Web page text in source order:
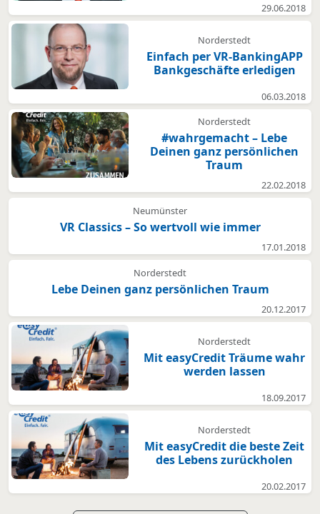
29.06.2018
Norderstedt
Einfach per VR-BankingAPP
Bankgeschäfte erledigen
06.03.2018
Norderstedt
#wahrgemacht – Lebe
Deinen ganz persönlichen
Traum
22.02.2018
Neumünster
VR Classics – So wertvoll wie immer
17.01.2018
Norderstedt
Lebe Deinen ganz persönlichen Traum
20.12.2017
Norderstedt
Mit easyCredit Träume wahr
werden lassen
18.09.2017
Norderstedt
Mit easyCredit die beste Zeit
des Lebens zurückholen
20.02.2017